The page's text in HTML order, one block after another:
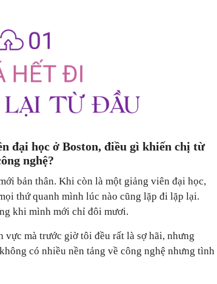
đại học ở Boston, điều gì khiến chị từ
nghệ?
bản thân. Khi còn là một giảng viên đại học,
thứ quanh mình lúc nào cũng lặp đi lặp lại.
khi mình mới chỉ đôi mươi.
mà trước giờ tôi đều rất là sợ hãi, nhưng
có nhiều nền tảng về công nghệ nhưng tình